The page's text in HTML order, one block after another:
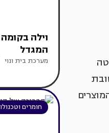
המגדל
מערכת בית ונוי
חומרים